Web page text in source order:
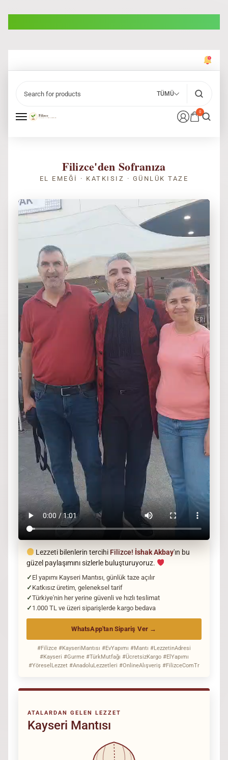
0
TÜMÜ
Filizce'den Sofranıza
EL EMEĞI · KATKISIZ · GÜNLÜK TAZE
ATALARDAN GELEN LEZZET
Kayseri Mantısı
Lezzeti bilenlerin tercihi Filizce! İshak Akbay'ın bu
güzel paylaşımını sizlerle buluşturuyoruz.
El yapımı Kayseri Mantısı, günlük taze açılır
Katkısız üretim, geleneksel tarif
Türkiye'nin her yerine güvenli ve hızlı teslimat
1.000 TL ve üzeri siparişlerde kargo bedava
WhatsApp'tan Sipariş Ver →
#Filizce #KayseriMantısı #EvYapımı #Mantı #LezzetinAdresi
#Kayseri #Gurme #TürkMutfağı #ÜcretsizKargo #ElYapımı
#YöreselLezzet #AnadoluLezzetleri #OnlineAlışveriş #FilizceComTr